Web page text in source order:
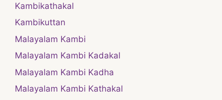
Kambikathakal
Kambikuttan
Malayalam Kambi
Malayalam Kambi Kadakal
Malayalam Kambi Kadha
Malayalam Kambi Kathakal